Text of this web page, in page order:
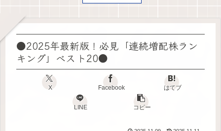
●2025年最新版！必見「連続増配株ラン
キング」ベスト20●
X Facebook はてブ
LINE コピー